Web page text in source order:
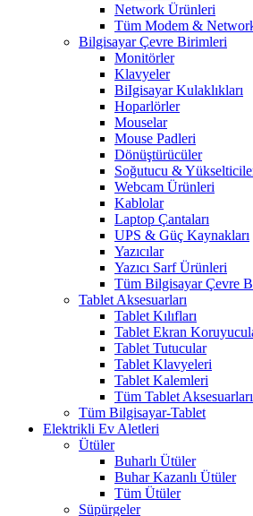
Network Ürünleri
Tüm Modem &
Bilgisayar Çevre Birimleri
Monitörler
Klavyeler
BiIgisayar Kulaklıkları
Hoparlörler
Mouselar
Mouse Padleri
Dönüştürücüler
Soğutucu &
Webcam Ürünleri
Kablolar
Laptop Çantaları
UPS & Güç Kaynakları
Yazıcılar
Yazıcı Sarf Ürünleri
Tüm Bilgisayar Çevre
Tablet Aksesuarları
Tablet Kılıfları
Tablet Ekran
Tablet Tutucular
Tablet Klavyeleri
Tablet Kalemleri
Tüm Tablet Aksesuarları
Tüm Bilgisayar-Tablet
Elektrikli Ev Aletleri
Ütüler
Buharlı Ütüler
Buhar Kazanlı Ütüler
Tüm Ütüler
Süpürgeler